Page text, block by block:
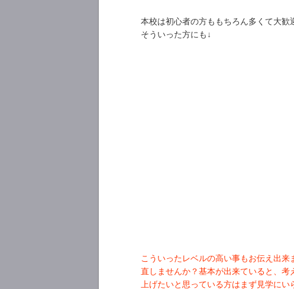
本校は初心者の方ももちろん多くて大歓
そういった方にも↓
こういったレベルの高い事もお伝え出
直しませんか？基本が出来ていると、
上げたいと思っている方はまず見学に